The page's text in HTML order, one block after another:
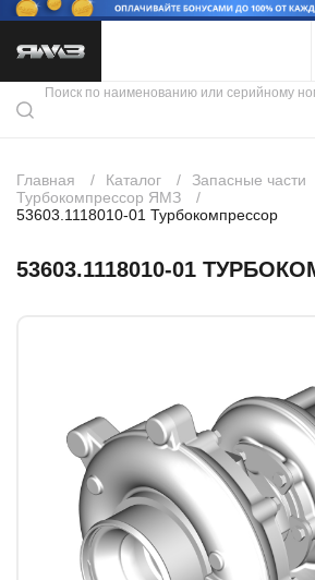
Каталог продукции
Скидки
Контакты
Главная Каталог
Запасные части
Турбокомпрессор ЯМЗ
53603.1118010-01 Турбокомпрессор
53603.1118010-01